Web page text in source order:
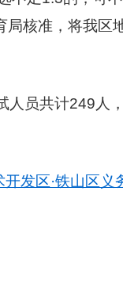
局核准，将我
人员共计249人
发区·铁山区